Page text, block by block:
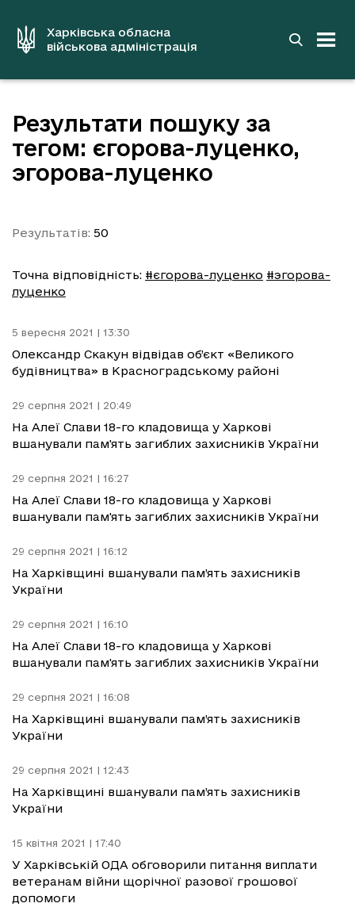
вмістуХарківська обласна
військова адміністрація
Результати пошуку за
тегом: єгорова-луценко,
эгорова-луценко
Результатів: 50
Точна відповідність: #єгорова-луценко #эгорова-
луценко
5 вересня 2021 | 13:30
Олександр Скакун відвідав об’єкт «Великого
будівництва» в Красноградському районі
29 серпня 2021 | 20:49
На Алеї Слави 18-го кладовища у Харкові
вшанували пам'ять загиблих захисників України
29 серпня 2021 | 16:27
На Алеї Слави 18-го кладовища у Харкові
вшанували пам'ять загиблих захисників України
29 серпня 2021 | 16:12
На Харківщині вшанували пам’ять захисників
України
29 серпня 2021 | 16:10
На Алеї Слави 18-го кладовища у Харкові
вшанували пам'ять загиблих захисників України
29 серпня 2021 | 16:08
На Харківщині вшанували пам’ять захисників
України
29 серпня 2021 | 12:43
На Харківщині вшанували пам’ять захисників
України
15 квітня 2021 | 17:40
У Харківській ОДА обговорили питання виплати
ветеранам війни щорічної разової грошової
допомоги